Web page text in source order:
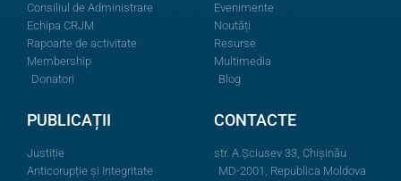
Consiliul de Administrare
Echipa CRJM
Rapoarte de activitate
Membership
Donatori
Evenimente
Noutăți
Resurse
Multimedia
Blog
PUBLICAȚII
Justiție
Anticorupție și Integritate
CONTACTE
str. A.Şciusev 33, Chișinău
MD-2001, Republica Moldova